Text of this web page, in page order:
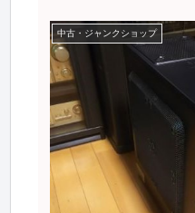
中古・ジャンクショップ